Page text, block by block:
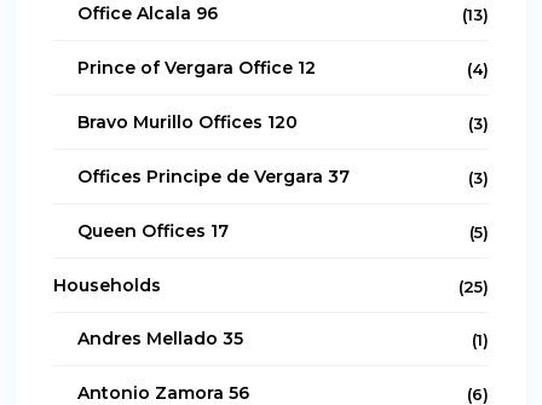
Office Alcala 96 (13)
Prince of Vergara Office 12 (4)
Bravo Murillo Offices 120 (3)
Offices Principe de Vergara 37 (3)
Queen Offices 17 (5)
Households (25)
Andres Mellado 35 (1)
Antonio Zamora 56 (6)